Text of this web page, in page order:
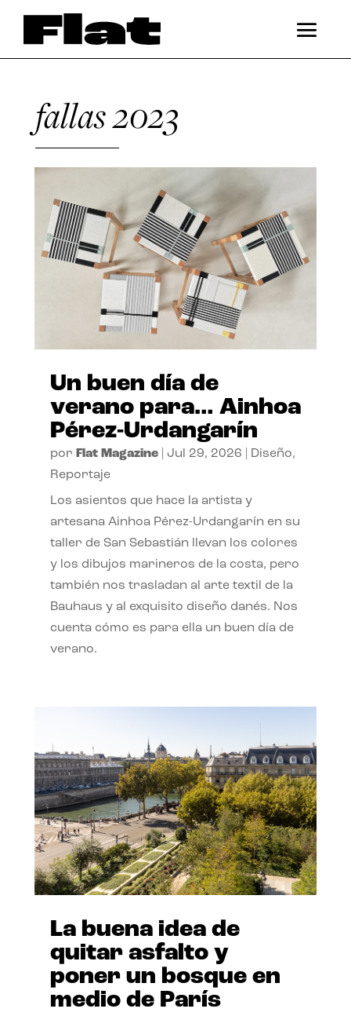
fallas 2023
Un buen día de
verano para… Ainhoa
Pérez-Urdangarín
por Flat Magazine| Jul 29, 2026 Diseño,
Reportaje
Los asientos que hace la artista y
artesana Ainhoa Pérez-Urdangarín en su
taller de San Sebastián llevan los colores
y los dibujos marineros de la costa, pero
también nos trasladan al arte textil de la
Bauhaus y al exquisito diseño danés. Nos
cuenta cómo es para ella un buen día de
verano.
La buena idea de
quitar asfalto y
poner un bosque en
medio de París